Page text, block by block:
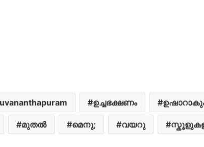
ഉച്ചഭക്ഷണം
മുതൽ മെനു; വയറു